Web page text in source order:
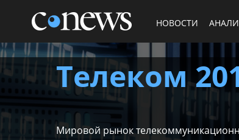
НОВОСТИ
Телеком
Мировой рынок